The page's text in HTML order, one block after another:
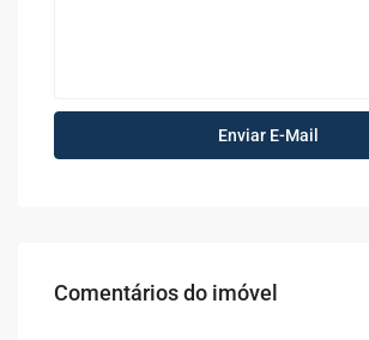
Comentários do imóvel